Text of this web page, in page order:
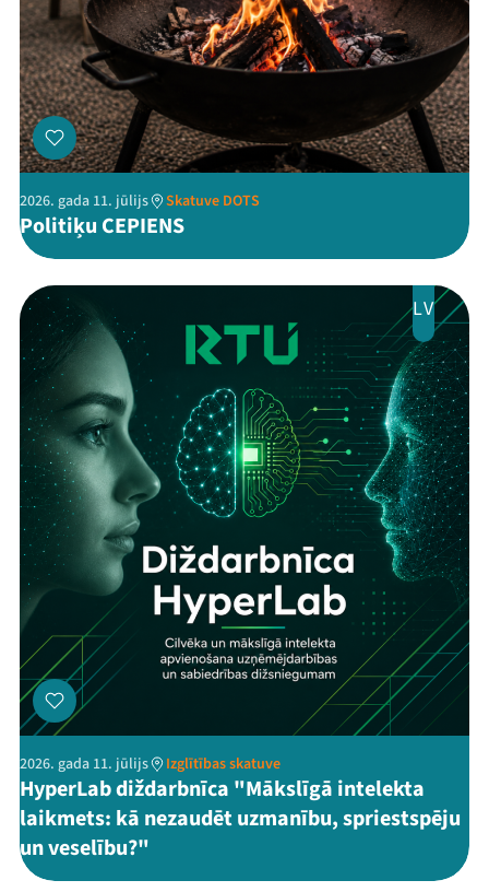
2026. gada 11. jūlijs Skatuve DOTS
Politiķu CEPIENS
LV
2026. gada 11. jūlijs Izglītības skatuve
HyperLab diždarbnīca "Mākslīgā intelekta
laikmets: kā nezaudēt uzmanību, spriestspēju
un veselību?"